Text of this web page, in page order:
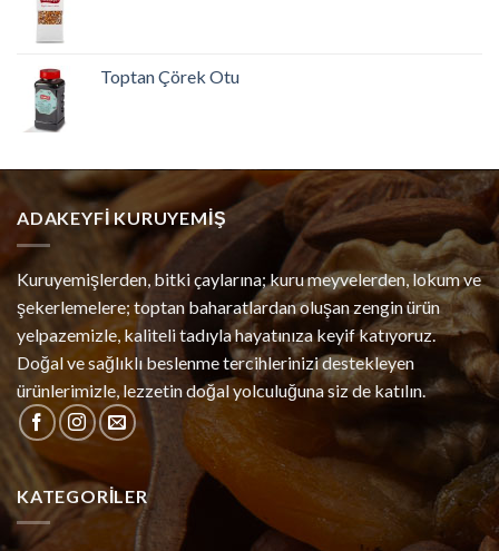
Toptan Çörek Otu
ADAKEYFI KURUYEMIŞ
Kuruyemişlerden, bitki çaylarına; kuru meyvelerden, lokum ve
şekerlemelere; toptan baharatlardan oluşan zengin ürün
yelpazemizle, kaliteli tadıyla hayatınıza keyif katıyoruz.
Doğal ve sağlıklı beslenme tercihlerinizi destekleyen
ürünlerimizle, lezzetin doğal yolculuğuna siz de katılın.
KATEGORILER